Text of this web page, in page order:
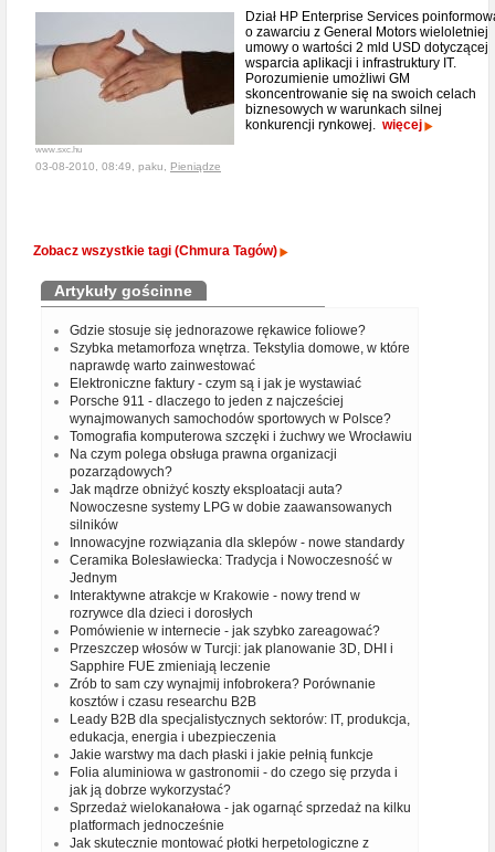
www.sxc.hu
Dział HP Enterprise Services
o zawarciu z General Motors wieloletniej
umowy o wartości 2 mld USD dotyczącej
wsparcia aplikacji i infrastruktury IT.
Porozumienie umożliwi GM
skoncentrowanie się na swoich celach
biznesowych w warunkach silnej
konkurencji rynkowej. więcej
03-08-2010, 08:49, paku, Pieniądze
Zobacz wszystkie tagi (Chmura Tagów)
Artykuły gościnne
Gdzie stosuje się jednorazowe rękawice foliowe?
Szybka metamorfoza wnętrza. Tekstylia domowe, w które
naprawdę warto zainwestować
Elektroniczne faktury - czym są i jak je wystawiać
Porsche 911 - dlaczego to jeden z najcześciej
wynajmowanych samochodów sportowych w Polsce?
Tomografia komputerowa szczęki i żuchwy we Wrocławiu
Na czym polega obsługa prawna organizacji
pozarządowych?
Jak mądrze obniżyć koszty eksploatacji auta?
Nowoczesne systemy LPG w dobie zaawansowanych
silników
Innowacyjne rozwiązania dla sklepów - nowe standardy
Ceramika Bolesławiecka: Tradycja i Nowoczesność w
Jednym
Interaktywne atrakcje w Krakowie - nowy trend w
rozrywce dla dzieci i dorosłych
Pomówienie w internecie - jak szybko zareagować?
Przeszczep włosów w Turcji: jak planowanie 3D, DHI i
Sapphire FUE zmieniają leczenie
Zrób to sam czy wynajmij infobrokera? Porównanie
kosztów i czasu researchu B2B
Leady B2B dla specjalistycznych sektorów: IT, produkcja,
edukacja, energia i ubezpieczenia
Jakie warstwy ma dach płaski i jakie pełnią funkcje
Folia aluminiowa w gastronomii - do czego się przyda i
jak ją dobrze wykorzystać?
Sprzedaż wielokanałowa - jak ogarnąć sprzedaż na kilku
platformach jednocześnie
Jak skutecznie montować płotki herpetologiczne z